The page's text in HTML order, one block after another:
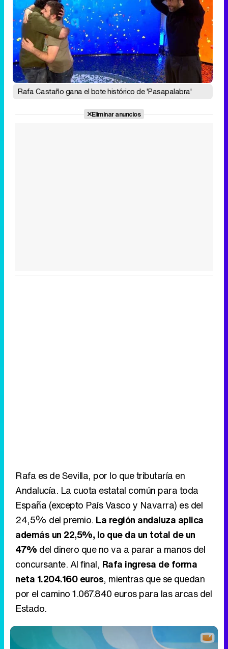
Rafa Castaño gana el bote histórico de 'Pasapalabra'
Eliminar anuncios
Rafa es de Sevilla, por lo que tributaría en
Andalucía. La cuota estatal común para toda
España (excepto País Vasco y Navarra) es del
24,5% del premio. La región andaluza aplica
además un 22,5%, lo que da un total de un
47% del dinero que no va a parar a manos del
concursante. Al final, Rafa ingresa de forma
neta 1.204.160 euros, mientras que se quedan
por el camino 1.067.840 euros para las arcas del
Estado.